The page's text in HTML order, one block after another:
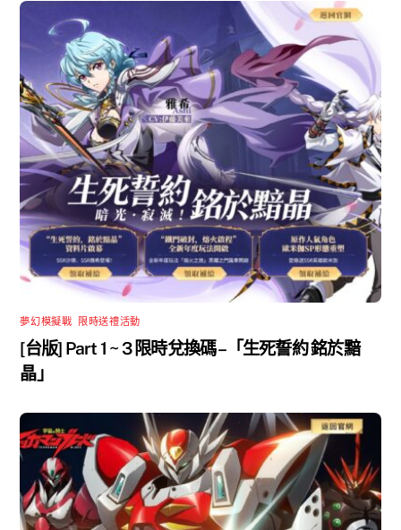
夢幻模擬戰 限時送禮活動
[台版] Part 1 ~ 3 限時兌換碼 –「生死誓約 銘於黯
晶」